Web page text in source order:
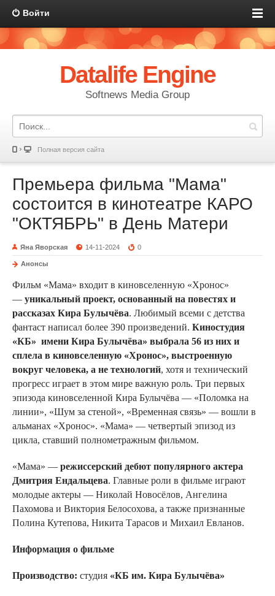
Войти
Datalife Engine
Softnews Media Group
Полная версия сайта
Премьера фильма "Мама"
состоится в кинотеатре КАРО
"ОКТЯБРЬ" в День Матери
Яна Яворская 14-11-2024 0
Анонсы
Фильм «Мама» входит в киновселенную «Хронос»
— уникальный проект, основанный на повестях и
рассказах Кира Булычёва. Любимый всеми с детства
фантаст написал более 390 произведений. Киностудия
«КБ» имени Кира Булычёва» выбрала 56 из них и
сплела в киновселенную «Хронос», выстроенную
вокруг человека, а не технологий, хотя и технический
прогресс играет в этом мире важную роль. Три первых
эпизода киновселенной Кира Булычёва — «Поломка на
линии», «Шум за стеной», «Временная связь» — вошли в
альманах «Хронос». «Мама» — четвертый эпизод из
цикла, ставший полнометражным фильмом.
«Мама» — режиссерский дебют популярного актера
Дмитрия Ендальцева. Главные роли в фильме играют
молодые актеры — Николай Новосёлов, Ангелина
Пахомова и Виктория Белосохова, а также признанные
Полина Кутепова, Никита Тарасов и Михаил Евланов.
Информация о фильме
Производство: студия «КБ им. Кира Булычёва»